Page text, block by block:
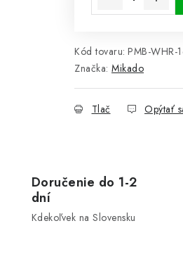
Kód tovaru: PMB-WHR-
Značka: Mikado
Tlač Opýtať
Doručenie do 1-2
dní
Kdekoľvek na Slovensku